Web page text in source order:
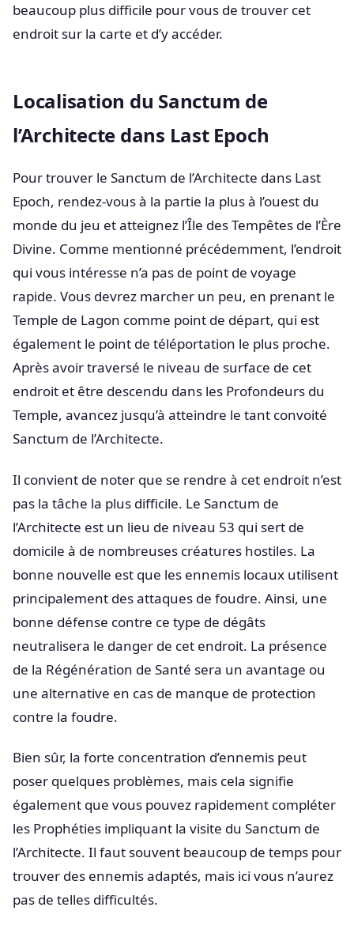
beaucoup plus difficile pour vous de trouver cet
endroit sur la carte et d’y accéder.
Localisation du Sanctum de
l’Architecte dans Last Epoch
Pour trouver le Sanctum de l’Architecte dans Last
Epoch, rendez-vous à la partie la plus à l’ouest du
monde du jeu et atteignez l’Île des Tempêtes de l’Ère
Divine. Comme mentionné précédemment, l’endroit
qui vous intéresse n’a pas de point de voyage
rapide. Vous devrez marcher un peu, en prenant le
Temple de Lagon comme point de départ, qui est
également le point de téléportation le plus proche.
Après avoir traversé le niveau de surface de cet
endroit et être descendu dans les Profondeurs du
Temple, avancez jusqu’à atteindre le tant convoité
Sanctum de l’Architecte.
Il convient de noter que se rendre à cet endroit n’est
pas la tâche la plus difficile. Le Sanctum de
l’Architecte est un lieu de niveau 53 qui sert de
domicile à de nombreuses créatures hostiles. La
bonne nouvelle est que les ennemis locaux utilisent
principalement des attaques de foudre. Ainsi, une
bonne défense contre ce type de dégâts
neutralisera le danger de cet endroit. La présence
de la Régénération de Santé sera un avantage ou
une alternative en cas de manque de protection
contre la foudre.
Bien sûr, la forte concentration d’ennemis peut
poser quelques problèmes, mais cela signifie
également que vous pouvez rapidement compléter
les Prophéties impliquant la visite du Sanctum de
l’Architecte. Il faut souvent beaucoup de temps pour
trouver des ennemis adaptés, mais ici vous n’aurez
pas de telles difficultés.